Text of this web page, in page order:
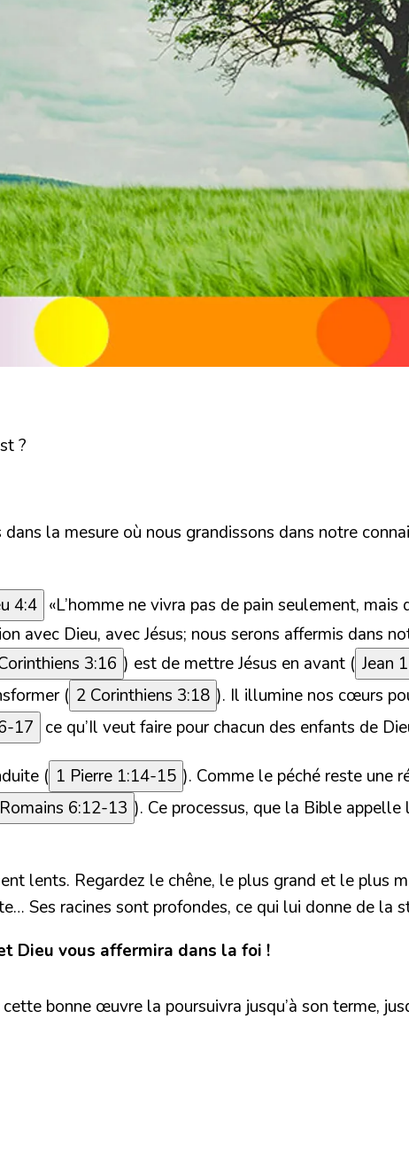
?
la mesure où nous grandissons dans notre
4:4 «L’homme ne vivra pas de pain seulement,
avec Dieu, avec Jésus; nous serons affermis dans
3:16 ) est de mettre Jésus en avant ( Jean
( 2 Corinthiens 3:18 ). Il illumine nos cœurs
17 ce qu’Il veut faire pour chacun des enfants de
( 1 Pierre 1:14-15 ). Comme le péché reste une
Romains 6:12-13 ). Ce processus, que la Bible
lents. Regardez le chêne, le plus grand et le plus
Ses racines sont profondes, ce qui lui donne de la
Dieu vous affermira dans la foi !
bonne œuvre la poursuivra jusqu’à son terme,